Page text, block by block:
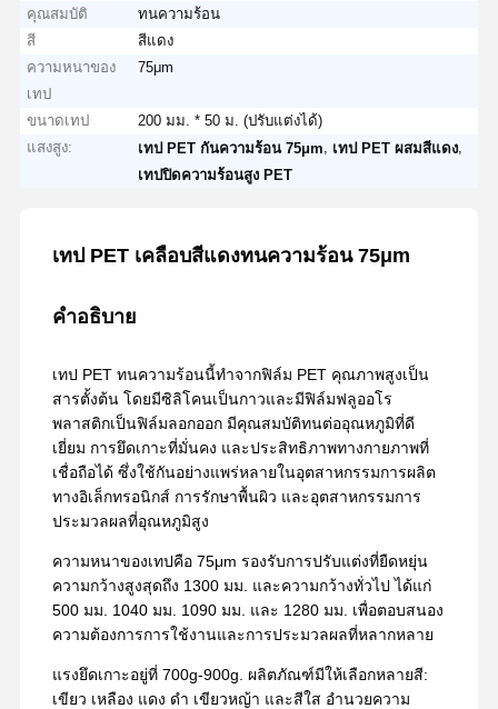
คุณสมบัติ
ทนความร้อน
สี
สีแดง
ความหนาของ
เทป
75μm
ขนาดเทป
200 มม. * 50 ม. (ปรับแต่งได้)
แสงสูง:
เทป PET กันความร้อน 75μm เทป PET ผสมสีแดง
เทปปิดความร้อนสูง PET
เทป PET เคลือบสีแดงทนความร้อน 75μm
คำอธิบาย
เทป PET ทนความร้อนนี้ทำจากฟิล์ม PET คุณภาพสูงเป็น
สารตั้งต้น โดยมีซิลิโคนเป็นกาวและมีฟิล์มฟลูออโร
พลาสติกเป็นฟิล์มลอกออก มีคุณสมบัติทนต่ออุณหภูมิที่ดี
เยี่ยม การยึดเกาะที่มั่นคง และประสิทธิภาพทางกายภาพที่
เชื่อถือได้ ซึ่งใช้กันอย่างแพร่หลายในอุตสาหกรรมการผลิต
ทางอิเล็กทรอนิกส์ การรักษาพื้นผิว และอุตสาหกรรมการ
ประมวลผลที่อุณหภูมิสูง
ความหนาของเทปคือ 75μm รองรับการปรับแต่งที่ยืดหยุ่น
ความกว้างสูงสุดถึง 1300 มม. และความกว้างทั่วไป ได้แก่
500 มม. 1040 มม. 1090 มม. และ 1280 มม. เพื่อตอบสนอง
ความต้องการการใช้งานและการประมวลผลที่หลากหลาย
แรงยึดเกาะอยู่ที่ 700g-900g. ผลิตภัณฑ์มีให้เลือกหลายสี:
เขียว เหลือง แดง ดำ เขียวหญ้า และสีใส อำนวยความ